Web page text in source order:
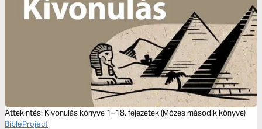
Áttekintés: Kivonulás könyve 1–18. fejezetek (Mózes második könyve)
BibleProject